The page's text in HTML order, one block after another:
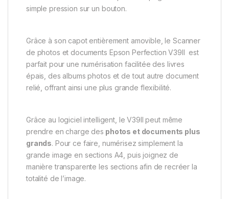
simple pression sur un bouton.
Grâce à son capot entièrement amovible, le Scanner
de photos et documents Epson Perfection V39II est
parfait pour une numérisation facilitée des livres
épais, des albums photos et de tout autre document
relié, offrant ainsi une plus grande flexibilité.
Grâce au logiciel intelligent, le V39II peut même
prendre en charge des photos et documents plus
grands. Pour ce faire, numérisez simplement la
grande image en sections A4, puis joignez de
manière transparente les sections afin de recréer la
totalité de l’image.